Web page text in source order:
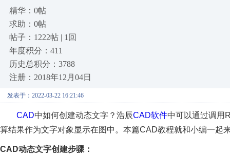
精华：0帖
求助：0帖
帖子：1222帖 | 1回
年度积分：411
历史总积分：3788
注册：2018年12月04日
发表于：2022-03-22 16:21:46
CAD中如何创建动态文字？浩辰CAD软件中可以通过调用
算结果作为文字对象显示在图中。本篇CAD教程就和小编一起
CAD动态文字创建步骤：